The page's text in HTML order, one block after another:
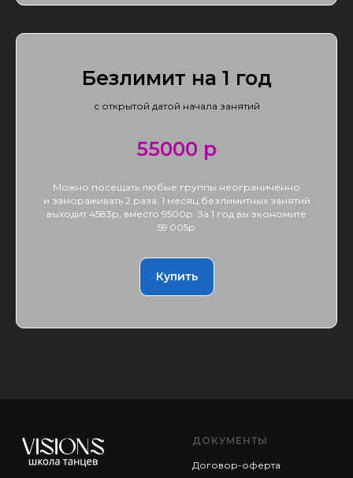
Безлимит на 1 год
с открытой датой начала занятий
55000 р
Можно посещать любые группы неограниченно
и замораживать 2 раза. 1 месяц безлимитных занятий
выходит 4583р, вместо 9500р. За 1 год вы экономите
59 005р
Купить
ДОКУМЕНТЫ
Договор-оферта